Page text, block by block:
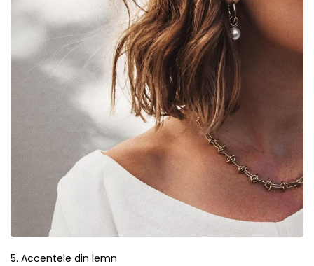
5. Accentele din lemn